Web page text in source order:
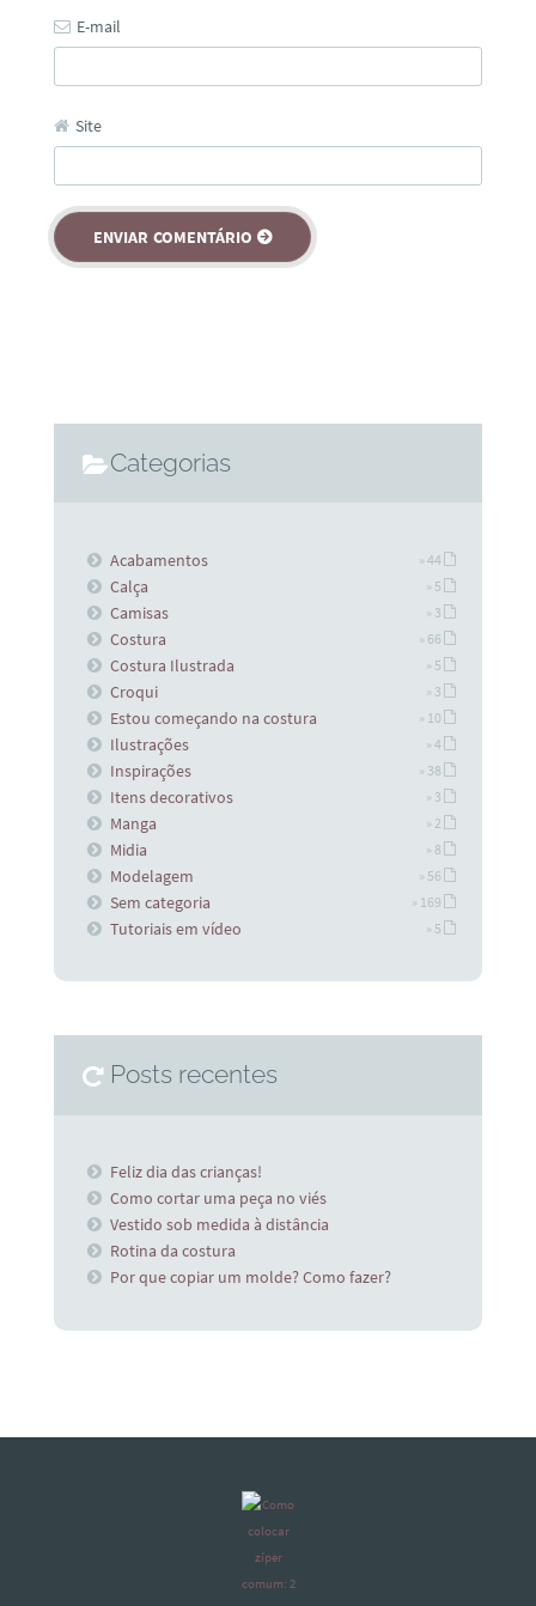
E-mail
Site
Categorias
Acabamentos » 44
Calça » 5
Camisas » 3
Costura » 66
Costura Ilustrada » 5
Croqui » 3
Estou começando na costura » 10
Ilustrações » 4
Inspirações » 38
Itens decorativos » 3
Manga » 2
Midia » 8
Modelagem » 56
Sem categoria » 169
Tutoriais em vídeo » 5
Posts recentes
Feliz dia das crianças!
Como cortar uma peça no viés
Vestido sob medida à distância
Rotina da costura
Por que copiar um molde? Como fazer?